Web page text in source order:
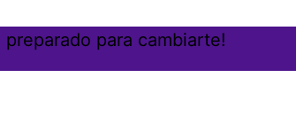
para cambiarte!